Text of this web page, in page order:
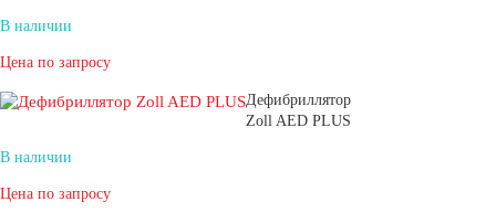
В наличии
Цена по запросу
Дефибриллятор
Zoll AED PLUS
В наличии
Цена по запросу